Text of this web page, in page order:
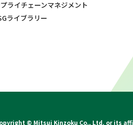
ライチェーンマネジメント
ライブラリー
© Mitsui Kinzoku Co., Ltd. or its